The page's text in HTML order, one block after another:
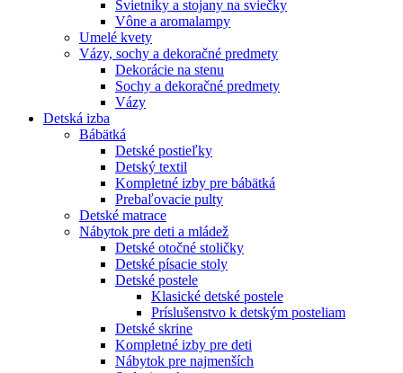
Svietniky a stojany na sviečky
Vône a aromalampy
Umelé kvety
Vázy, sochy a dekoračné predmety
Dekorácie na stenu
Sochy a dekoračné predmety
Vázy
Detská izba
Bábätká
Detské postieľky
Detský textil
Kompletné izby pre bábätká
Prebaľovacie pulty
Detské matrace
Nábytok pre deti a mládež
Detské otočné stoličky
Detské písacie stoly
Detské postele
Klasické detské postele
Príslušenstvo k detským posteliam
Detské skrine
Kompletné izby pre deti
Nábytok pre najmenších